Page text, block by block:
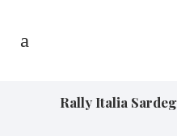
Rally Italia